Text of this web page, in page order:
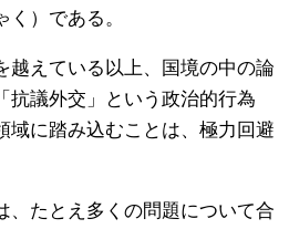
）である。
越えている以上、国境の中の論
抗議外交」という政治的行為
域に踏み込むことは、極力回避
、たとえ多くの問題について合